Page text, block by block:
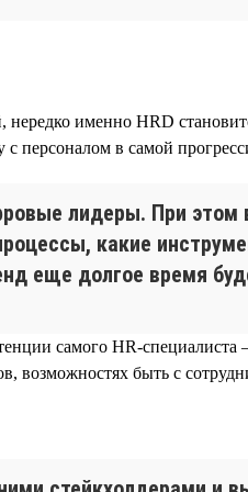
именно HRD
с персоналом в самой
лидеры. При
какие
еще долгое время
самого HR-
возможностях быть с